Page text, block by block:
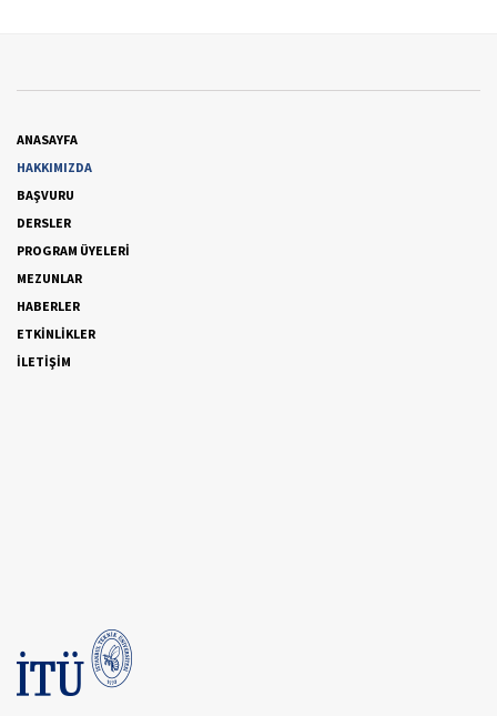
ANASAYFA
HAKKIMIZDA
BAŞVURU
DERSLER
PROGRAM ÜYELERİ
MEZUNLAR
HABERLER
ETKİNLİKLER
İLETİŞİM